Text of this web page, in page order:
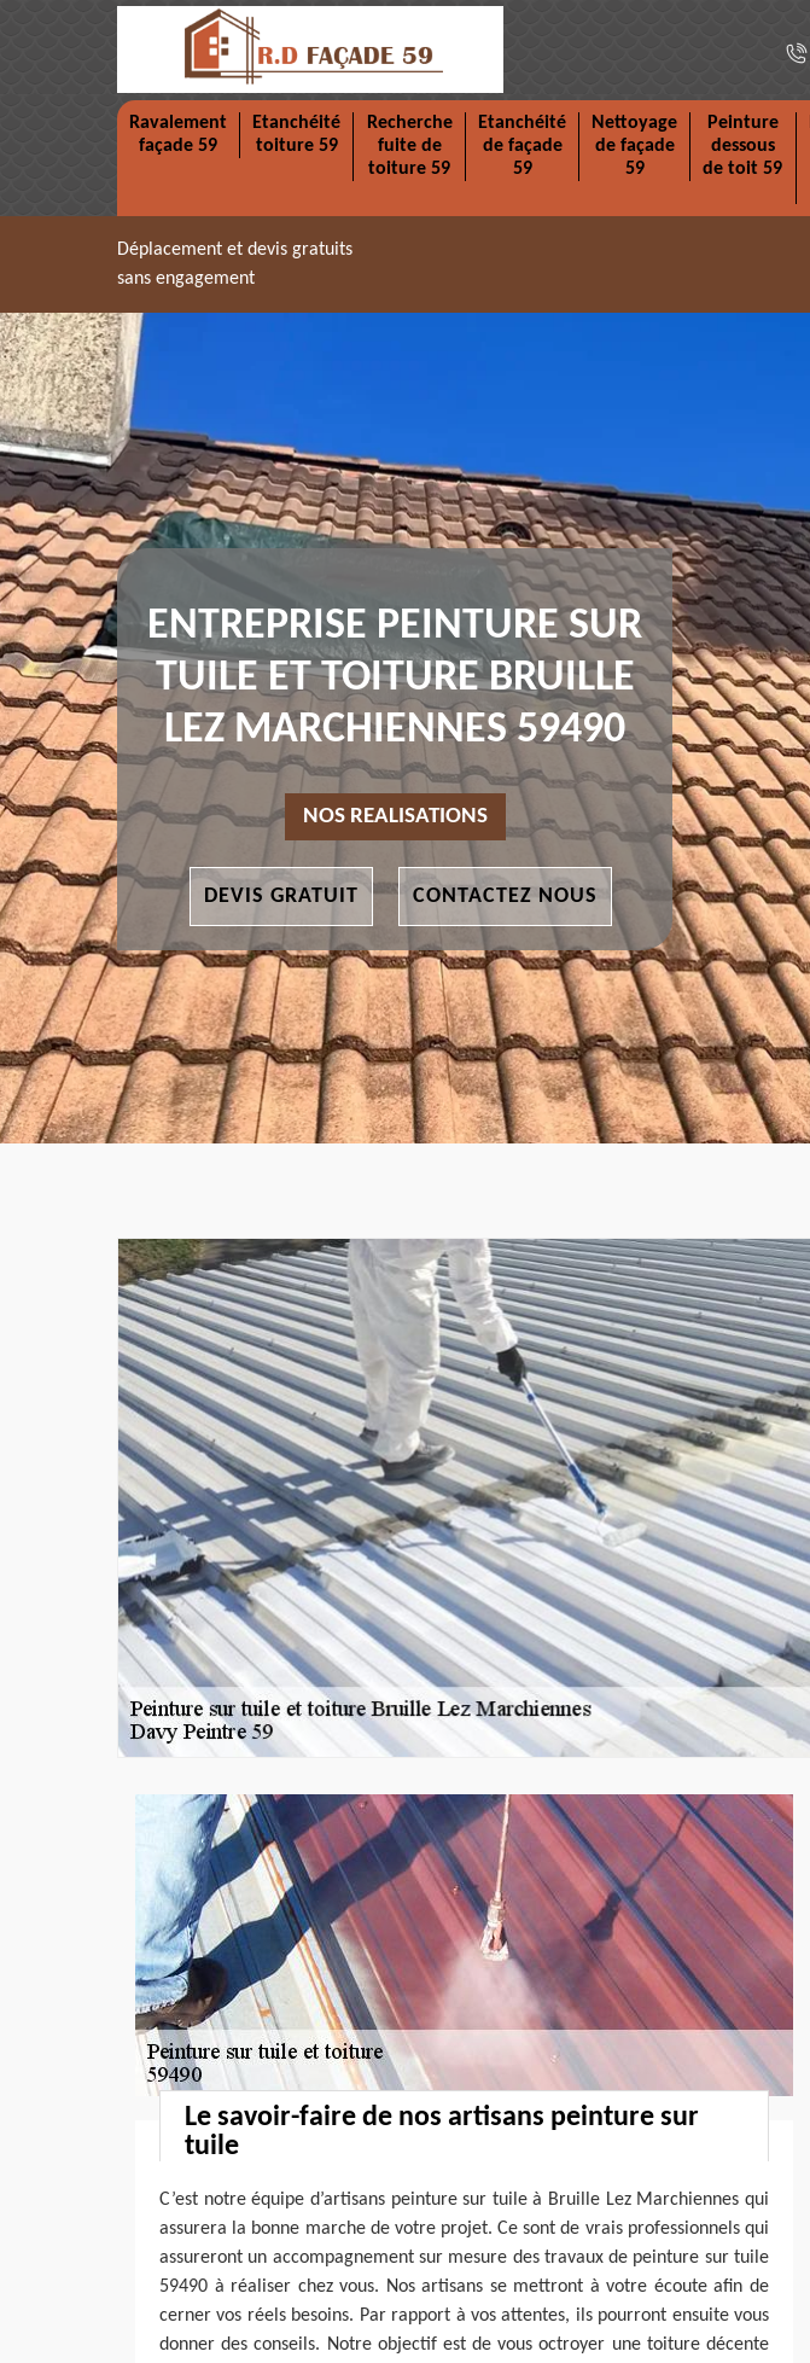
Ravalement
façade 59
Etanchéité
toiture 59
Recherche
fuite de
toiture 59
Etanchéité
de façade
59
Nettoyage
de façade
59
Peinture
dessous
de toit 59
Déplacement et devis gratuits
sans engagement
ENTREPRISE PEINTURE SUR
TUILE ET TOITURE BRUILLE
LEZ MARCHIENNES 59490
NOS REALISATIONS
DEVIS GRATUIT CONTACTEZ NOUS
Le savoir-faire de nos artisans peinture sur
tuile
C’est notre équipe d’artisans peinture sur tuile à Bruille Lez Marchiennes qui
assurera la bonne marche de votre projet. Ce sont de vrais professionnels qui
assureront un accompagnement sur mesure des travaux de peinture sur tuile
59490 à réaliser chez vous. Nos artisans se mettront à votre écoute afin de
cerner vos réels besoins. Par rapport à vos attentes, ils pourront ensuite vous
donner des conseils. Notre objectif est de vous octroyer une toiture décente